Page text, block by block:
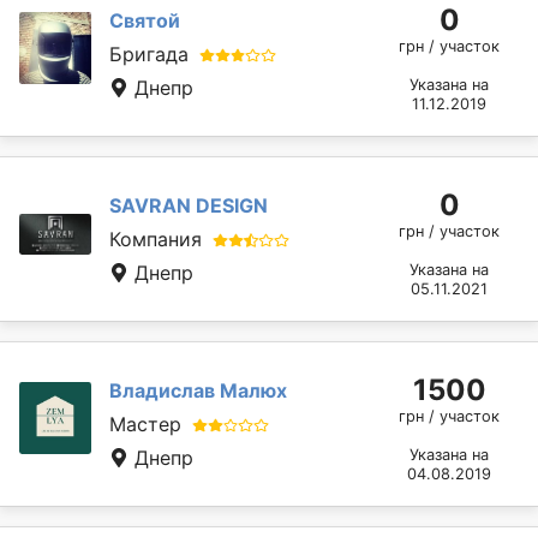
Святой
Бригада
Днепр
0
грн / участок
Указана на
11.12.2019
SAVRAN DESIGN
Компания
Днепр
0
грн / участок
Указана на
05.11.2021
Владислав Малюх
Мастер
Днепр
1500
грн / участок
Указана на
04.08.2019